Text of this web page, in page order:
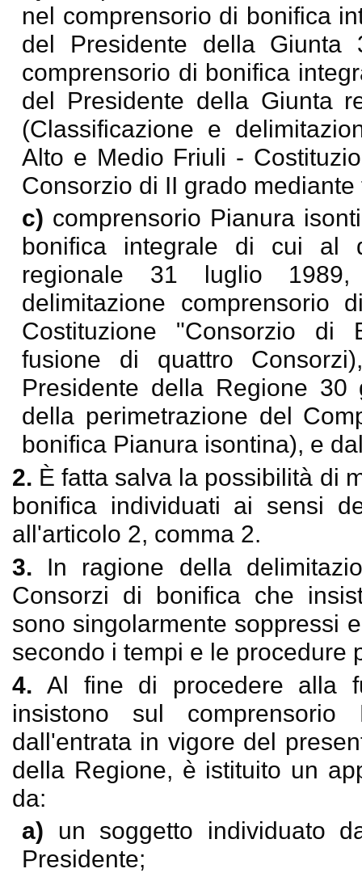
nel comprensorio di bonifica
del Presidente della
comprensorio di bonifica
del Presidente della Giunta
(Classificazione e
Alto e Medio Friuli -
Consorzio di II grado
c) comprensorio Pianura
bonifica integrale di cui al
regionale 31 luglio
delimitazione comprensorio
Costituzione "Consorzio di
fusione di quattro
Presidente della Regione 30
della perimetrazione del
bonifica Pianura isontina), e
2. È fatta salva la possibilità di
bonifica individuati ai sensi
all'articolo 2, comma 2.
3. In ragione della
Consorzi di bonifica che
sono singolarmente soppressi
secondo i tempi e le procedure
4.Al fine di procedere alla
insistono sul
dall'entrata in vigore del
della Regione, è istituito un
da:
a) un soggetto individuato
Presidente;